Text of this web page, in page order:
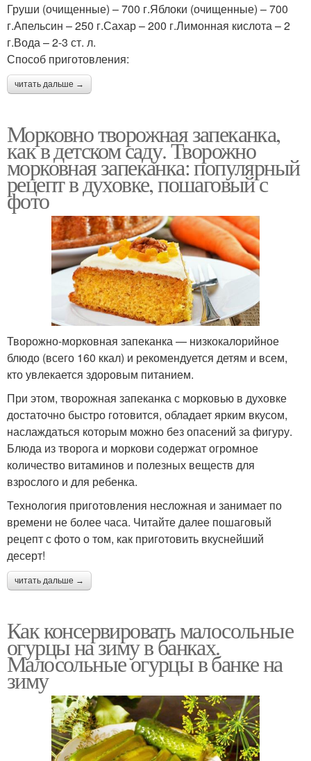
Груши (очищенные) – 700 г.Яблоки (очищенные) – 700
г.Апельсин – 250 г.Сахар – 200 г.Лимонная кислота – 2
г.Вода – 2-3 ст. л.
Способ приготовления:
читать дальше →
Морковно творожная запеканка,
как в детском саду. Творожно
морковная запеканка: популярный
рецепт в духовке, пошаговый с
фото
Творожно-морковная запеканка — низкокалорийное
блюдо (всего 160 ккал) и рекомендуется детям и всем,
кто увлекается здоровым питанием.
При этом, творожная запеканка с морковью в духовке
достаточно быстро готовится, обладает ярким вкусом,
наслаждаться которым можно без опасений за фигуру.
Блюда из творога и моркови содержат огромное
количество витаминов и полезных веществ для
взрослого и для ребенка.
Технология приготовления несложная и занимает по
времени не более часа. Читайте далее пошаговый
рецепт с фото о том, как приготовить вкуснейший
десерт!
читать дальше →
Как консервировать малосольные
огурцы на зиму в банках.
Малосольные огурцы в банке на
зиму